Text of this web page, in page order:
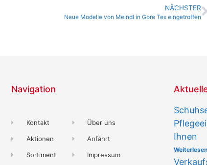
NÄCHSTER
Neue Modelle von Meindl in Gore Tex eingetroffen
Navigation
Kontakt
Aktionen
Sortiment
Über uns
Anfahrt
Impressum
Ihnen